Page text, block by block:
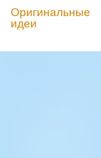
Оригинальные
идеи